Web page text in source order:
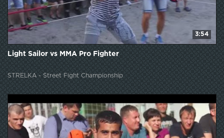
3:54
Light Sailor vs MMA Pro Fighter
STRELKA - Street Fight Championship